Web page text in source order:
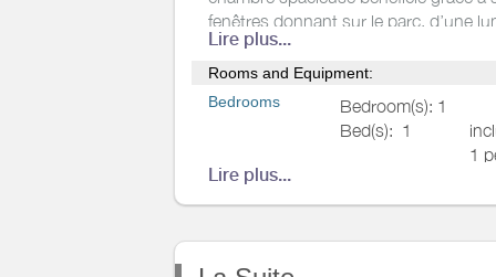
fenêtres donnant sur le parc, d’une
douce. Le mélange subtil de meubles
d’aménagements modernes et des
contemporaines de Jean-Louis
une douceur et un confort
La salle de bains et les wc sont
Lire plus...
Rooms and Equipment:
Bedrooms
Bedroom(s): 1
Bed(s): 1
1
2
Lire plus...